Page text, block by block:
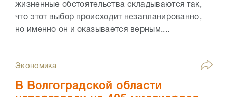
жизненные обстоятельства складываются так,
что этот выбор происходит незапланированно,
но именно он и оказывается верным....
Экономика
В Волгоградской области